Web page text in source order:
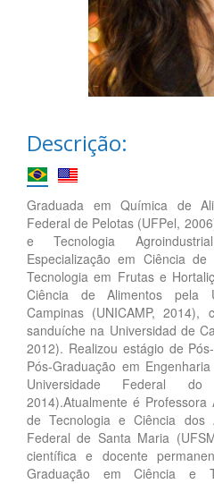
Descrição:
Graduada em Química de
Federal de Pelotas (UFPel,
e Tecnologia
Especialização em Ciência
Tecnologia em Frutas e
Ciência de Alimentos pela
Campinas (UNICAMP,
sanduíche na Universidad de
2012). Realizou estágio de
Pós-Graduação em
Universidade Federal
2014).Atualmente é
de Tecnologia e Ciência dos
Federal de Santa Maria
científica e docente
Graduação em Ciência e